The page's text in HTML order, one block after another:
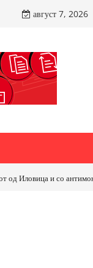
август 7, 2026
Иловица и со